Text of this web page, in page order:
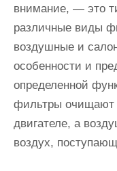
внимание, — это
различные виды
воздушные и
особенности и
определенной
фильтры очищают
двигателе, а
воздух,